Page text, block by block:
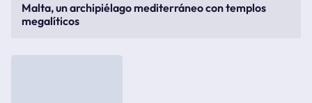
Malta, un archipiélago mediterráneo con templos
megalíticos